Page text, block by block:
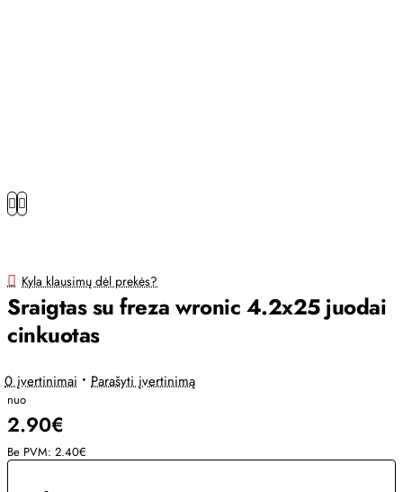
Kyla klausimų dėl prekės?
Sraigtas su freza wronic 4.2x25 juodai
cinkuotas
0 įvertinimai • Parašyti įvertinimą
nuo
2.90€
Be PVM: 2.40€